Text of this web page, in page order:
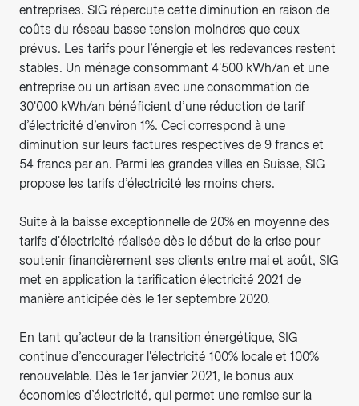
entreprises. SIG répercute cette diminution en raison de
coûts du réseau basse tension moindres que ceux
prévus. Les tarifs pour l’énergie et les redevances restent
stables. Un ménage consommant 4'500 kWh/an et une
entreprise ou un artisan avec une consommation de
30'000 kWh/an bénéficient d’une réduction de tarif
d’électricité d’environ 1%. Ceci correspond à une
diminution sur leurs factures respectives de 9 francs et
54 francs par an. Parmi les grandes villes en Suisse, SIG
propose les tarifs d’électricité les moins chers.
Suite à la baisse exceptionnelle de 20% en moyenne des
tarifs d'électricité réalisée dès le début de la crise pour
soutenir financièrement ses clients entre mai et août, SIG
met en application la tarification électricité 2021 de
manière anticipée dès le 1er septembre 2020.
En tant qu’acteur de la transition énergétique, SIG
continue d’encourager l'électricité 100% locale et 100%
renouvelable. Dès le 1er janvier 2021, le bonus aux
économies d’électricité, qui permet une remise sur la